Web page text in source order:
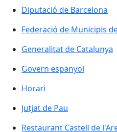
Diputació de Barcelona
Diputació de Barcelona
Federació de Municipis
Federació de Municipis
Generalitat de Catalunya
Generalitat de Catalunya
Govern espanyol
Govern espanyol
Horari
Horari
Jutjat de Pau
Restaurant Castell de
Restaurant Castell de